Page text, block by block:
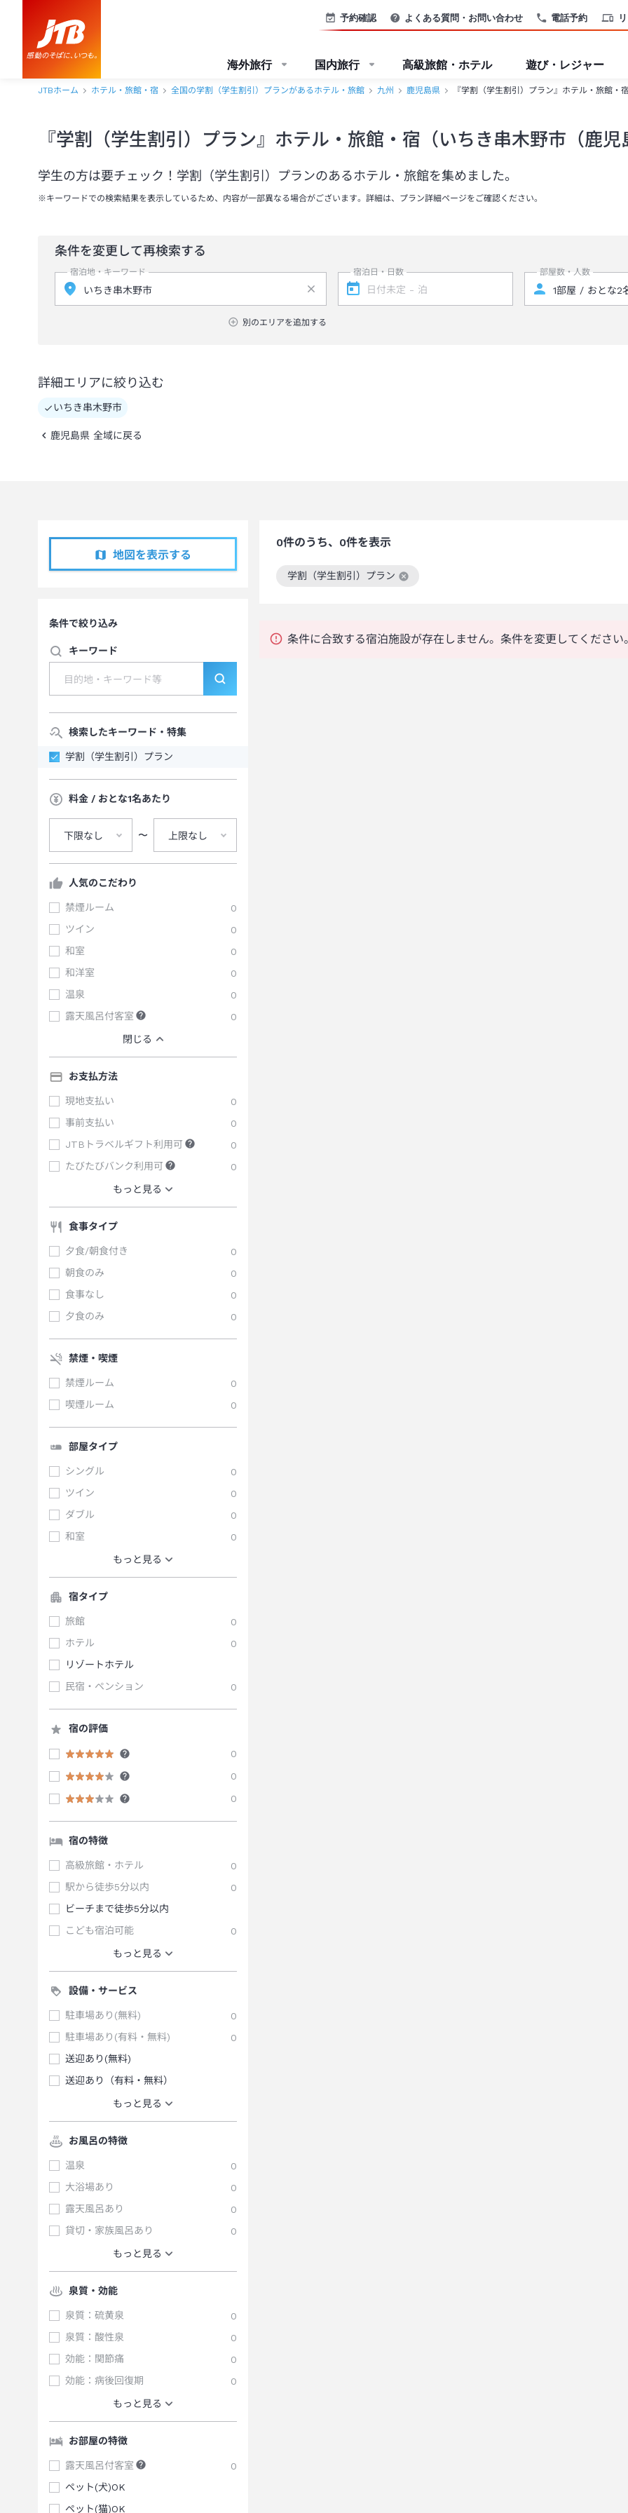
電話予約
予約確認 よくある質問・お問い合わせ
海外旅行 国内旅行 高級旅館・ホテル 遊び・レジャー
JTBホーム ホテル・旅館・宿 全国の学割（学生割引）プランがあるホテル・旅館 九州 鹿児島県 『学割（学生割引）プラン』ホテル・旅館・
『学割（学生割引）プラン』ホテル・旅館・宿（いちき串木野市（鹿児
学生の方は要チェック！学割（学生割引）プランのあるホテル・旅館を集めました。
※キーワードでの検索結果を表示しているため、内容が一部異なる場合がございます。詳細は、プラン詳細ページをご確認ください。
条件を変更して再検索する
宿泊地・キーワード
別のエリアを追加する
宿泊日・日数 部屋数・人数
詳細エリアに絞り込む
いちき串木野市
鹿児島県 全域に戻る
地図を表示する
条件で絞り込み
キーワード
検索したキーワード・特集
学割（学生割引）プラン
料金 / おとな1名あたり
下限なし 〜 上限なし
人気のこだわり
禁煙ルーム
0
ツイン
0
和室
0
和洋室
0
温泉
0
露天風呂付客室
0
閉じる
お支払方法
現地支払い
0
事前支払い
0
JTBトラベルギフト利用可
0
たびたびバンク利用可
0
もっと見る
食事タイプ
夕食/朝食付き
0
朝食のみ
0
食事なし
0
夕食のみ
0
禁煙・喫煙
禁煙ルーム
0
喫煙ルーム
0
部屋タイプ
シングル
0
ツイン
0
ダブル
0
和室
0
もっと見る
宿タイプ
旅館
0
ホテル
0
リゾートホテル
民宿・ペンション
0
宿の評価
0
0
0
宿の特徴
高級旅館・ホテル
0
駅から徒歩5分以内
0
ビーチまで徒歩5分以内
こども宿泊可能
0
もっと見る
設備・サービス
駐車場あり(無料)
0
駐車場あり(有料・無料)
0
送迎あり(無料)
送迎あり（有料・無料）
もっと見る
お風呂の特徴
温泉
0
大浴場あり
0
露天風呂あり
0
貸切・家族風呂あり
0
もっと見る
泉質・効能
泉質：硫黄泉
0
泉質：酸性泉
0
効能：関節痛
0
効能：病後回復期
0
もっと見る
お部屋の特徴
露天風呂付客室
0
ペット(犬)OK
ペット(猫)OK
0件のうち、0件を表示
学割（学生割引）プラン
この絞り込み条件を解除
条件に合致する宿泊施設が存在しません。条件を変更してください